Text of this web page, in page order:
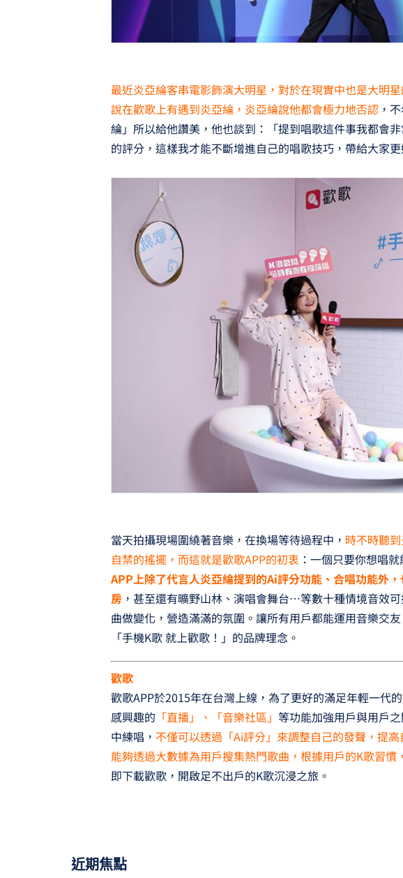
最近炎亞綸客串電影飾演大明星，對於在現實中也是大明
說在歡歌上有遇到炎亞綸，炎亞綸說他都會極力地否認，
綸」所以給他讚美，他也談到：「提到唱歌這件事我都會
的評分，這樣我才能不斷增進自己的唱歌技巧，帶給大家更
當天拍攝現場圍繞著音樂，在換場等待過程中， 時不時聽
自禁的搖擺，而這就是歡歌APP的初衷 ：一個只要你想唱
APP上除了代言人炎亞綸提到的Ai評分功能、合唱功能外
房，甚至還有曠野山林、演唱會舞台…等數十種情境音效
曲做變化，營造滿滿的氛圍。讓所有用戶都能運用音樂交
「手機K歌 就上歡歌！」的品牌理念。
歡歌
歡歌APP於2015年在台灣上線，為了更好的滿足年輕一代
感興趣的 「直播」、「音樂社區」 等功能加強用戶與用戶
中練唱， 不僅可以透過「Ai評分」來調整自己的發聲，提
能夠透過大數據為用戶搜集熱門歌曲，根據用戶的K歌習慣
即下載歡歌，開啟足不出戶的K歌沉浸之旅。
近期焦點